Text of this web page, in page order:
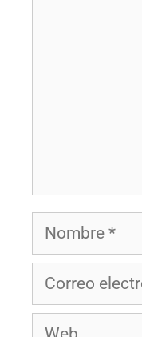
Nombre
Correo
electrónico
Web